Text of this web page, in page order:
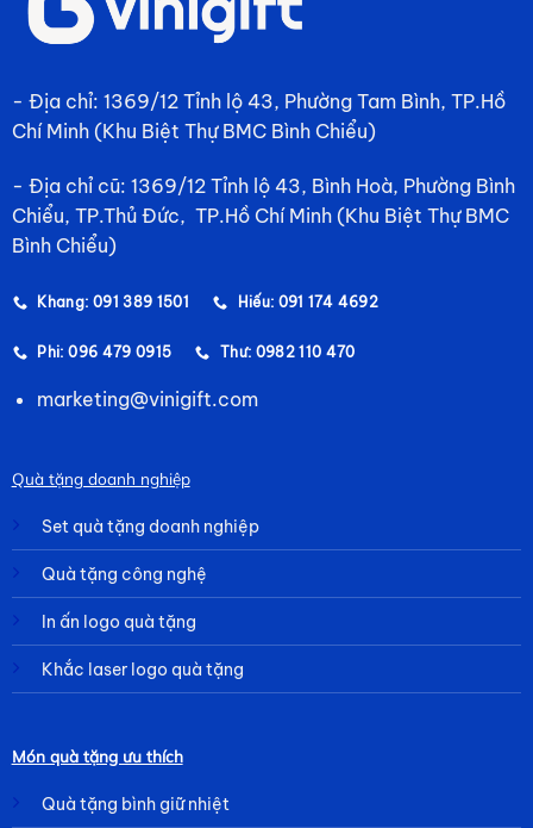
- Địa chỉ: 1369/12 Tỉnh lộ 43, Phường Tam Bình, TP.Hồ
Chí Minh (Khu Biệt Thự BMC Bình Chiểu)
- Địa chỉ cũ: 1369/12 Tỉnh lộ 43, Bình Hoà, Phường Bình
Chiểu, TP.Thủ Đức, TP.Hồ Chí Minh (Khu Biệt Thự BMC
Bình Chiểu)
Khang: 091 389 1501 Hiếu: 091 174 4692
Phi: 096 479 0915 Thư: 0982 110 470
marketing@vinigift.com
Quà tặng doanh nghiệp
Set quà tặng doanh nghiệp
Quà tặng công nghệ
In ấn logo quà tặng
Khắc laser logo quà tặng
Món quà tặng ưu thích
Quà tặng bình giữ nhiệt